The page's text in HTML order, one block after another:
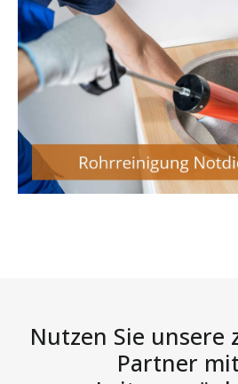
Nutzen Sie
Partner